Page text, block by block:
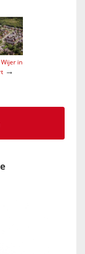
in
→